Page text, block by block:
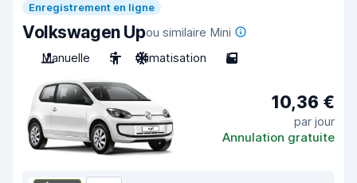
Enregistrement en ligne
Volkswagen Upou similaire Mini
Manuelle
5 Climatisation 5
10,36 €
par jour
Annulation gratuite